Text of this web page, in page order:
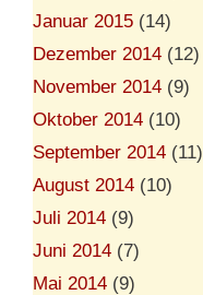
Januar 2015 (14)
Dezember 2014 (12)
November 2014 (9)
Oktober 2014 (10)
September 2014 (11)
August 2014 (10)
Juli 2014 (9)
Juni 2014 (7)
Mai 2014 (9)